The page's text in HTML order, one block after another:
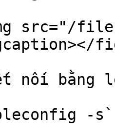
src="/
nối bằng
-s`